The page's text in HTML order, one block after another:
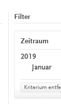
Filter
Zeitraum
2019
Januar
Kriterium